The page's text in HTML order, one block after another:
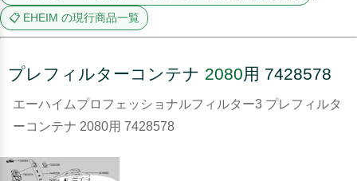
📋 EHEIM の現行商品一覧
プレフィルターコンテナ 2080用 7428578
エーハイムプロフェッショナルフィルター3 プレフィルタ
ーコンテナ 2080用 7428578